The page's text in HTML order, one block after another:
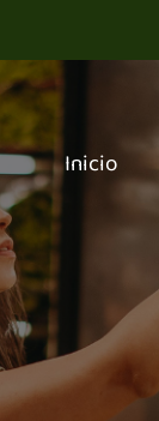
Inicio